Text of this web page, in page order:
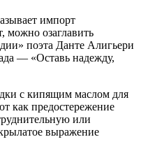
импорт
можно озаглавить
поэта Данте Алигьери
— «Оставь надежду,
с кипящим маслом для
как предостережение
или
выражение